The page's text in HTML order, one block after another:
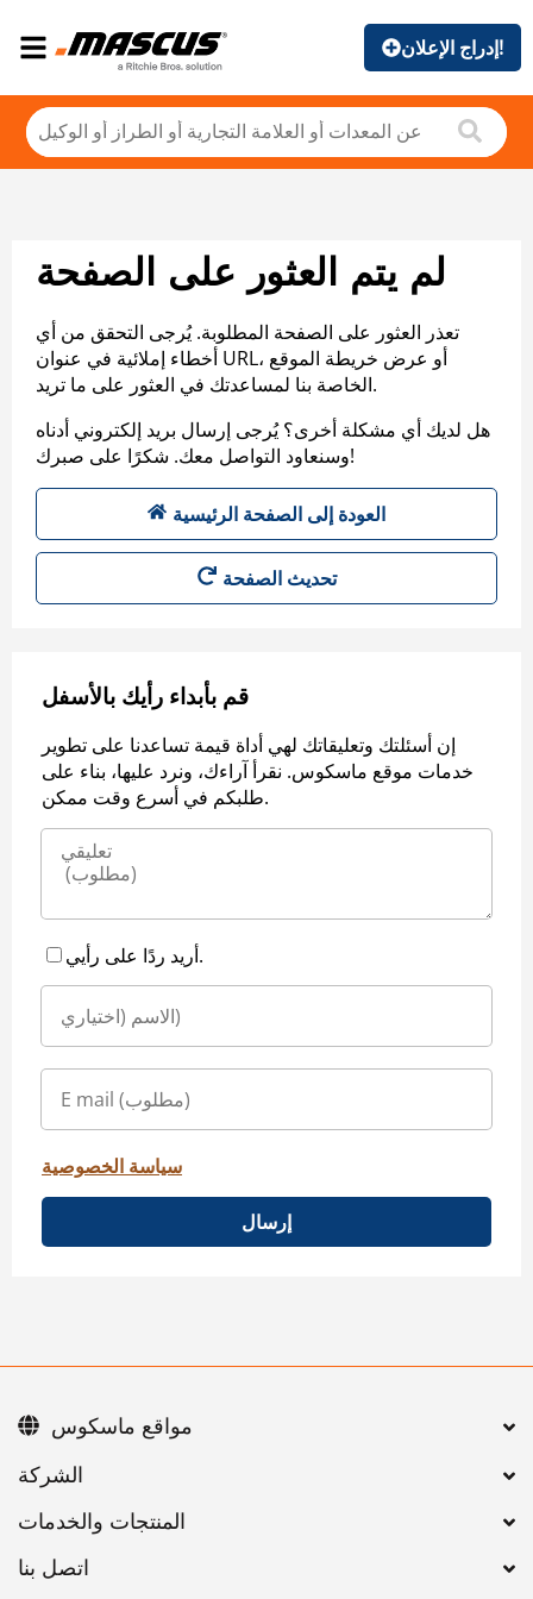
إدراج الإعلان!
لم يتم العثور على الصفحة
تعذر العثور على الصفحة المطلوبة. يُرجى التحقق من أي
أخطاء إملائية في عنوان URL، أو عرض خريطة الموقع
الخاصة بنا لمساعدتك في العثور على ما تريد.
هل لديك أي مشكلة أخرى؟ يُرجى إرسال بريد إلكتروني أدناه
وسنعاود التواصل معك. شكرًا على صبرك!
العودة إلى الصفحة الرئيسية
تحديث الصفحة
قم بأبداء رأيك بالأسفل
إن أسئلتك وتعليقاتك لهي أداة قيمة تساعدنا على تطوير
خدمات موقع ماسكوس. نقرأ آراءك، ونرد عليها، بناء على
طلبكم في أسرع وقت ممكن.
أريد ردًا على رأيي.
سياسة الخصوصية
إرسال
اتصل بنا
مواقع ماسكوس